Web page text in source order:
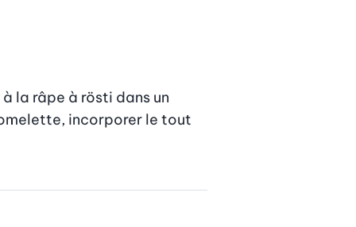
la râpe à rösti dans un
incorporer le tout